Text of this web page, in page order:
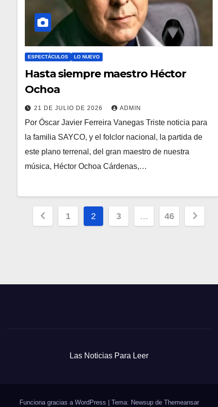
ESPECTÁCULOS LO NUEVO
Hasta siempre maestro Héctor
Ochoa
21 DE JULIO DE 2026 ADMIN
Por Óscar Javier Ferreira Vanegas Triste noticia para
la familia SAYCO, y el folclor nacional, la partida de
este plano terrenal, del gran maestro de nuestra
música, Héctor Ochoa Cárdenas,…
Paginación
1 2 3 … 46
Las Noticias Para Leer
Funciona gracias a WordPress | Tema: Newsup de Themeansar